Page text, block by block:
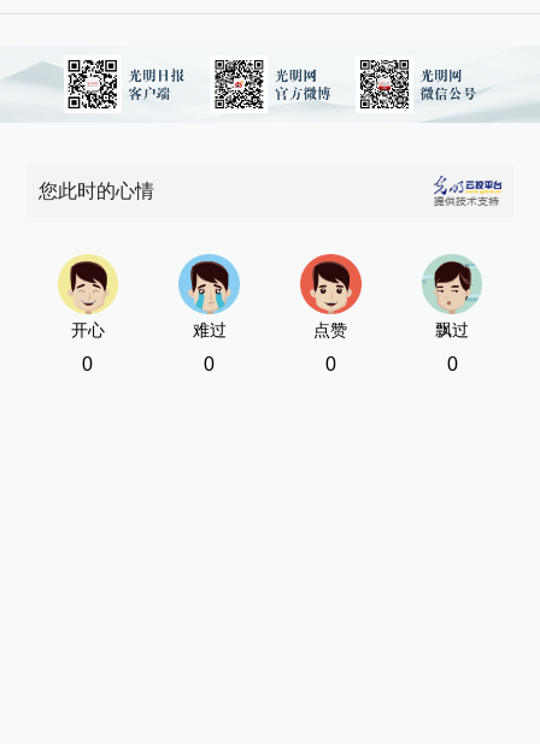
您此时的心情
开心
0
难过
0
点赞
0
飘过
0